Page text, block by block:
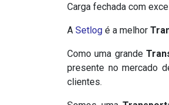
​Carga fechada com
A Setlog é a melhor
Como uma grande
presente no mercado
clientes.